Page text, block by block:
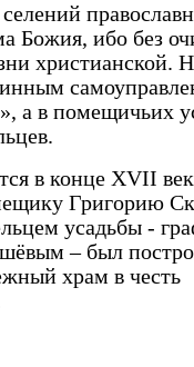
Божия, ибо без
христианской.
а в помещичьих
в конце XVII
Григорию
усадьбы -
– был
храм в честь